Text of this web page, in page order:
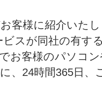
客様に紹介いた
ビスが同社の有す
お客様のパソコ
、24時間365日